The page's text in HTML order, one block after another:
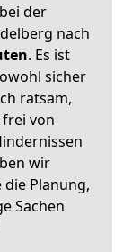
der
nach
. Es ist
sicher
ratsam,
von
wir
Planung,
Sachen